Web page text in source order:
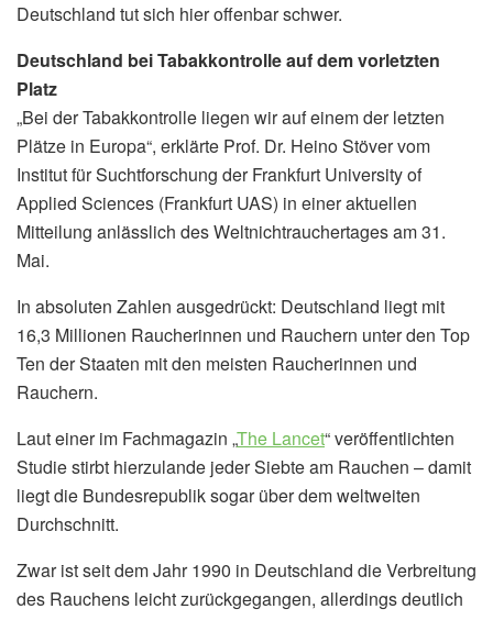
Deutschland tut sich hier offenbar schwer.
Deutschland bei Tabakkontrolle auf dem vorletzten
Platz
„Bei der Tabakkontrolle liegen wir auf einem der letzten
Plätze in Europa“, erklärte Prof. Dr. Heino Stöver vom
Institut für Suchtforschung der Frankfurt University of
Applied Sciences (Frankfurt UAS) in einer aktuellen
Mitteilung anlässlich des Weltnichtrauchertages am 31.
Mai.
In absoluten Zahlen ausgedrückt: Deutschland liegt mit
16,3 Millionen Raucherinnen und Rauchern unter den Top
Ten der Staaten mit den meisten Raucherinnen und
Rauchern.
Laut einer im Fachmagazin „The Lancet“ veröffentlichten
Studie stirbt hierzulande jeder Siebte am Rauchen – damit
liegt die Bundesrepublik sogar über dem weltweiten
Durchschnitt.
Zwar ist seit dem Jahr 1990 in Deutschland die Verbreitung
des Rauchens leicht zurückgegangen, allerdings deutlich